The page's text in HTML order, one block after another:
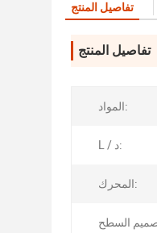
تفاصيل المنتج
تفاصيل المنتج
المواد:
L / د:
المحرك: